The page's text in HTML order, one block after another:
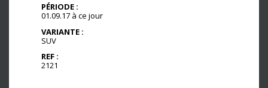
PÉRIODE :
01.09.17 à ce jour
VARIANTE :
SUV
REF :
2121